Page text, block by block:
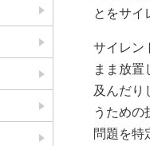
とをサイ
サイレン
まま放置
及んだり
うための
問題を特